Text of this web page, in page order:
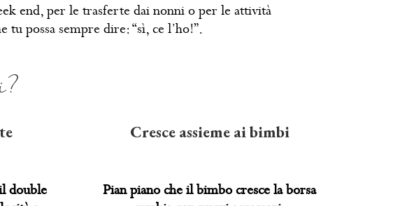
end, per le trasferte dai nonni o per le attività
possa sempre dire: “sì, ce l’ho!”.
double
Cresce assieme ai bimbi
Pian piano che il bimbo cresce la borsa